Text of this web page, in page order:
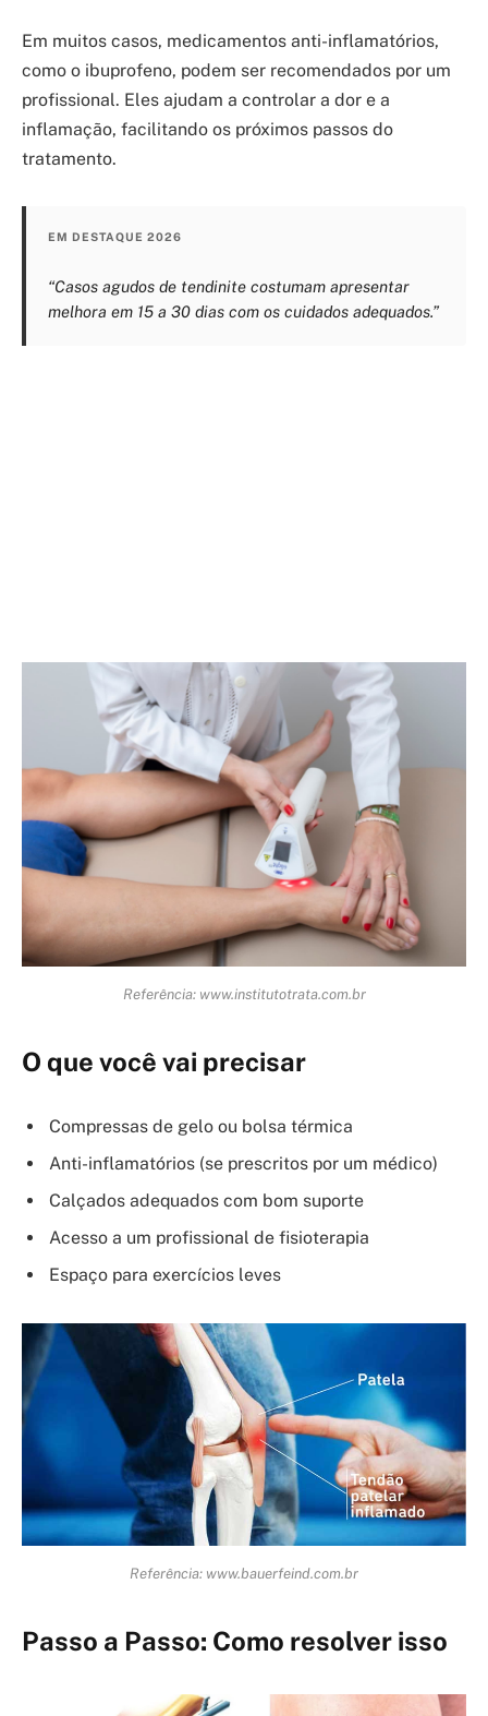
Em muitos casos, medicamentos anti-inflamatórios,
como o ibuprofeno, podem ser recomendados por um
profissional. Eles ajudam a controlar a dor e a
inflamação, facilitando os próximos passos do
tratamento.
EM DESTAQUE 2026
“Casos agudos de tendinite costumam apresentar
melhora em 15 a 30 dias com os cuidados adequados.”
Referência: www.institutotrata.com.br
O que você vai precisar
Compressas de gelo ou bolsa térmica
Anti-inflamatórios (se prescritos por um médico)
Calçados adequados com bom suporte
Acesso a um profissional de fisioterapia
Espaço para exercícios leves
Referência: www.bauerfeind.com.br
Passo a Passo: Como resolver isso